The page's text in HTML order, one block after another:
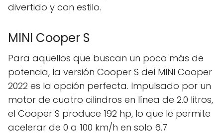
divertido y con estilo.
MINI Cooper S
Para aquellos que buscan un poco más de
potencia, la versión Cooper S del MINI Cooper
2022 es la opción perfecta. Impulsado por un
motor de cuatro cilindros en línea de 2.0 litros,
el Cooper S produce 192 hp, lo que le permite
acelerar de 0 a 100 km/h en solo 6.7